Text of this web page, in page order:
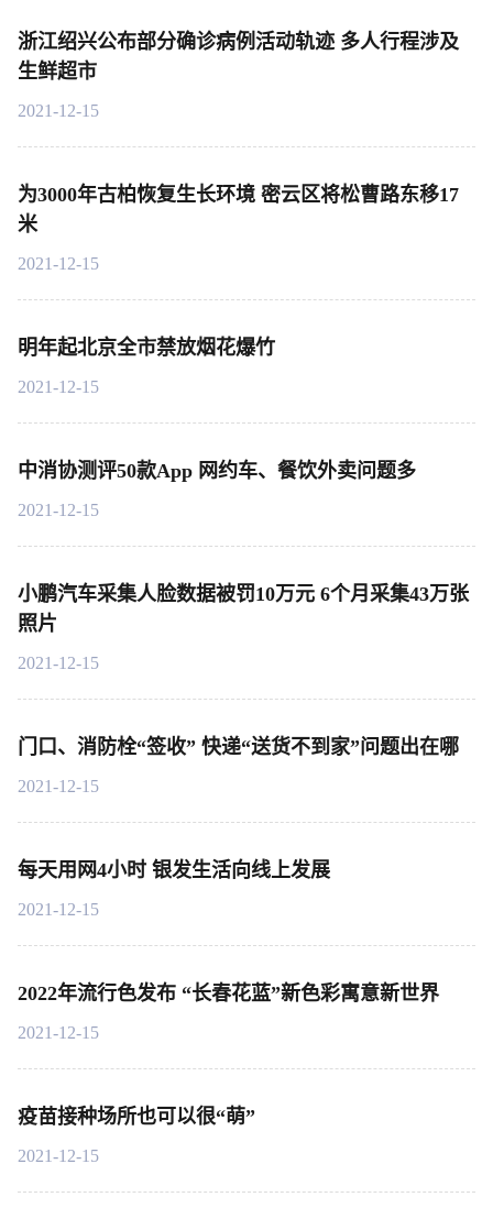
浙江绍兴公布部分确诊病例活动轨迹 多人行程涉及
生鲜超市
2021-12-15
为3000年古柏恢复生长环境 密云区将松曹路东移17
米
2021-12-15
明年起北京全市禁放烟花爆竹
2021-12-15
中消协测评50款App 网约车、餐饮外卖问题多
2021-12-15
小鹏汽车采集人脸数据被罚10万元 6个月采集43万张
照片
2021-12-15
门口、消防栓“签收” 快递“送货不到家”问题出在哪
2021-12-15
每天用网4小时 银发生活向线上发展
2021-12-15
2022年流行色发布 “长春花蓝”新色彩寓意新世界
2021-12-15
疫苗接种场所也可以很“萌”
2021-12-15